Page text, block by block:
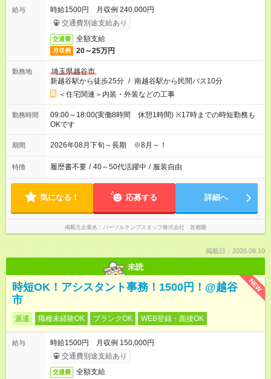
給与
時給1500円 月収例 240,000円
交通費別途支給あり
交通費 全額支給
月収例 20～25万円
勤務地
埼玉県越谷市
新越谷駅から徒歩25分 / 南越谷駅から民間バス10分
＜住宅関連＞内装・外装などの工事
勤務時間
09:00～18:00(実働8時間 休憩1時間) ※17時までの時短勤務も
OKです
期間 2026年08月下旬～長期 ※8月～！
特徴 履歴書不要 / 40～50代活躍中 / 服装自由
気になる！ 応募する 詳細へ
掲載元企業名 パーソルテンプスタッフ株式会社 首都圏
掲載日：2026.08.10
未読
NEW
時短OK！アシスタント事務！1500円！@越谷
市
派遣 職種未経験OK ブランクOK WEB登録・面接OK
給与
時給1500円 月収例 150,000円
交通費別途支給あり
交通費 全額支給